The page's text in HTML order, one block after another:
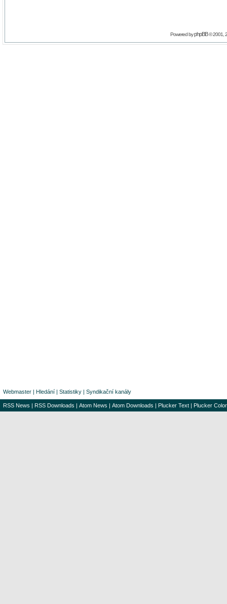
Powered byphpBB© 2001,
Webmaster | Hledání | Statistiky | Syndikační kanály
RSS News | RSS Downloads | Atom News | Atom Downloads | Plucker Text | Plucker Color